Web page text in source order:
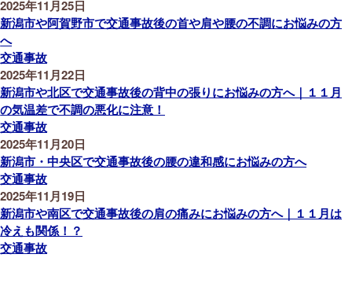
2025年11月25日
新潟市や阿賀野市で交通事故後の首や肩や腰の不調にお悩みの方
へ
交通事故
2025年11月22日
新潟市や北区で交通事故後の背中の張りにお悩みの方へ｜１１月
の気温差で不調の悪化に注意！
交通事故
2025年11月20日
新潟市・中央区で交通事故後の腰の違和感にお悩みの方へ
交通事故
2025年11月19日
新潟市や南区で交通事故後の肩の痛みにお悩みの方へ｜１１月は
冷えも関係！？
交通事故